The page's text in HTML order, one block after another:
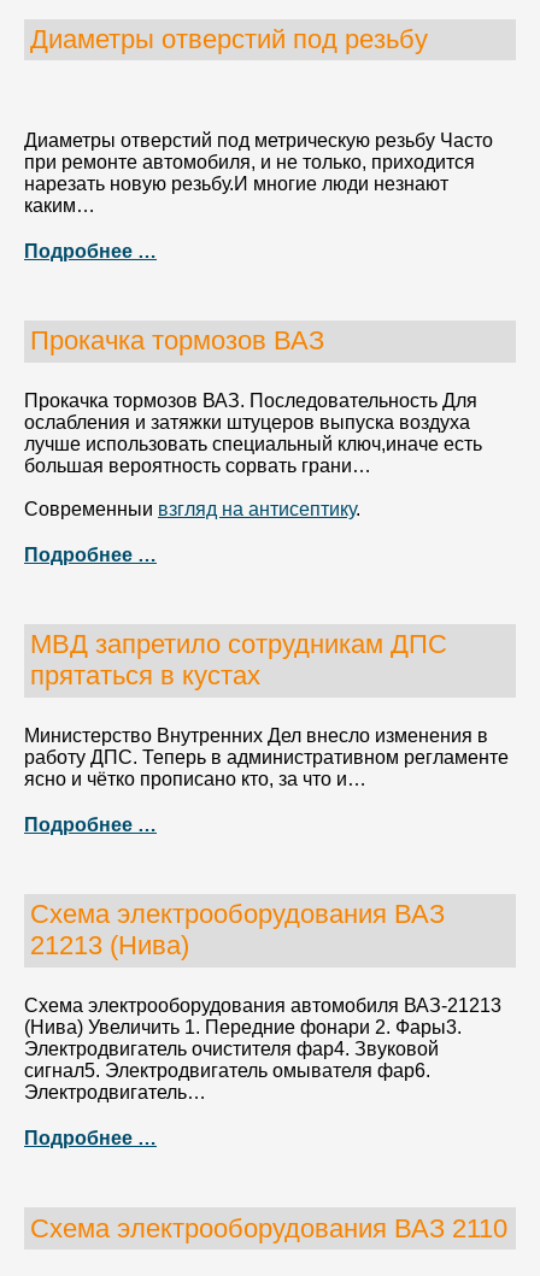
Диаметры отверстий под резьбу
Диаметры отверстий под метрическую резьбу Часто
при ремонте автомобиля, и не только, приходится
нарезать новую резьбу.И многие люди незнают
каким…
Подробнее …
Прокачка тормозов ВАЗ
Прокачка тормозов ВАЗ. Последовательность Для
ослабления и затяжки штуцеров выпуска воздуха
лучше использовать специальный ключ,иначе есть
большая вероятность сорвать грани…
Современныи взгляд на антисептику.
Подробнее …
МВД запретило сотрудникам ДПС
прятаться в кустах
Министерство Внутренних Дел внесло изменения в
работу ДПС. Теперь в административном регламенте
ясно и чётко прописано кто, за что и…
Подробнее …
Схема электрооборудования ВАЗ
21213 (Нива)
Схема электрооборудования автомобиля ВАЗ-21213
(Нива) Увеличить 1. Передние фонари 2. Фары3.
Электродвигатель очистителя фар4. Звуковой
сигнал5. Электродвигатель омывателя фар6.
Электродвигатель…
Подробнее …
Схема электрооборудования ВАЗ 2110